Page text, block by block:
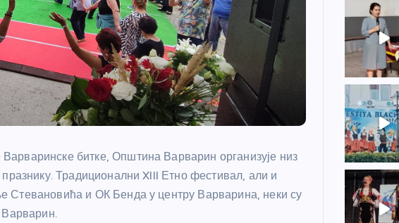
битке, Општина Варварин организује низ
Традиционални XIII Етно фестивал, али и
Стевановића и ОК Бенда у центру Варварина, неки су